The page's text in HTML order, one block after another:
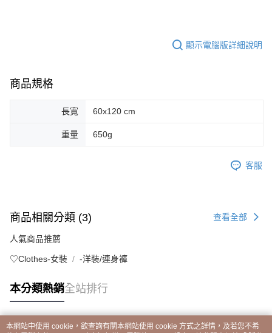
顯示電腦版詳細說明
商品規格
長寬 60x120 cm
重量 650g
客服
商品相關分類 (3) 查看全部
人氣商品推薦
♡Clothes-女裝 -洋裝/連身褲
本分類熱銷全站排行
本網站中使用 cookie，欲查詢有關本網站使用 cookie 方式之詳情，及若您不希